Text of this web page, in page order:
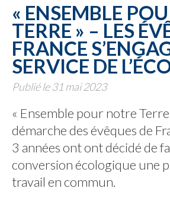
« ENSEMBLE
TERRE » – LES
FRANCE
SERVICE DE
Publié le 31 mai 2023
« Ensemble pour notre
démarche des évêques de
3 années ont ont décidé de
conversion écologique une
travail en commun.